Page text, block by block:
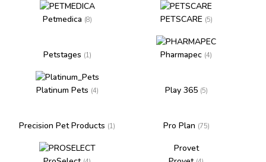
Petmedica (8) PETSCARE (5)
Petstages (1) Pharmapec (4)
Platinum Pets (4) Play 365 (5)
Precision Pet Products (1) Pro Plan (75)
Provet